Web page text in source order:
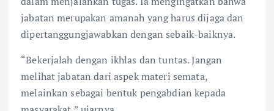
jabatan merupakan amanah yang harus dijaga dan
dipertanggungjawabkan dengan sebaik-baiknya.
“Bekerjalah dengan ikhlas dan tuntas. Jangan
melihat jabatan dari aspek materi semata,
melainkan sebagai bentuk pengabdian kepada